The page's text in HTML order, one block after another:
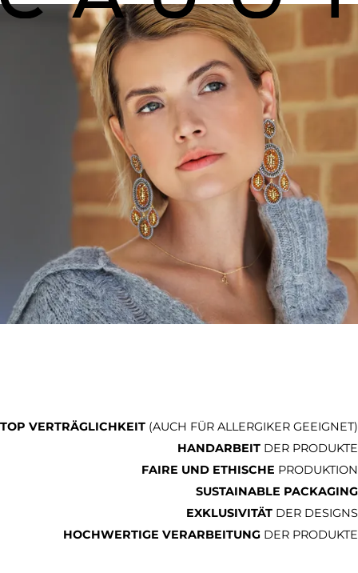
TOP VERTRÄGLICHKEIT (AUCH FÜR ALLERGIKER GEEIGNET)
HANDARBEIT DER PRODUKTE
FAIRE UND ETHISCHE PRODUKTION
SUSTAINABLE PACKAGING
EXKLUSIVITÄT DER DESIGNS
HOCHWERTIGE VERARBEITUNG DER PRODUKTE